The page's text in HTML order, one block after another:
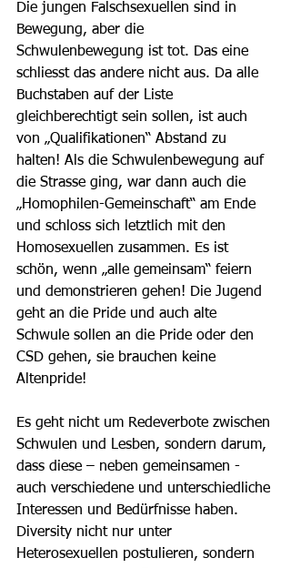
Die jungen Falschsexuellen sind in
Bewegung, aber die
Schwulenbewegung ist tot. Das eine
schliesst das andere nicht aus. Da alle
Buchstaben auf der Liste
gleichberechtigt sein sollen, ist auch
von „Qualifikationen“ Abstand zu
halten! Als die Schwulenbewegung auf
die Strasse ging, war dann auch die
„Homophilen-Gemeinschaft“ am Ende
und schloss sich letztlich mit den
Homosexuellen zusammen. Es ist
schön, wenn „alle gemeinsam“ feiern
und demonstrieren gehen! Die Jugend
geht an die Pride und auch alte
Schwule sollen an die Pride oder den
CSD gehen, sie brauchen keine
Altenpride!
Es geht nicht um Redeverbote zwischen
Schwulen und Lesben, sondern darum,
dass diese – neben gemeinsamen -
auch verschiedene und unterschiedliche
Interessen und Bedürfnisse haben.
Diversity nicht nur unter
Heterosexuellen postulieren, sondern